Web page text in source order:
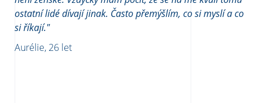
ostatní lidé dívají jinak. Často přemýšlím, co si myslí a co
si říkají."
Aurélie, 26 let